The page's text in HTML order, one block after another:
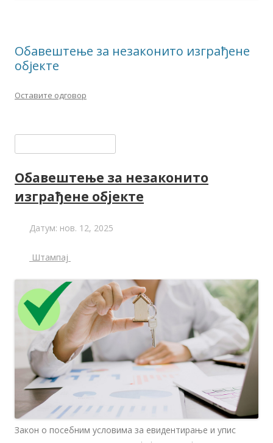
Обавештење за незаконито изграђене
објекте
Оставите одговор
Обавештење за незаконито
изграђене објекте
Датум: нов. 12, 2025
Штампај
Закон о посебним условима за евидентирање и упис